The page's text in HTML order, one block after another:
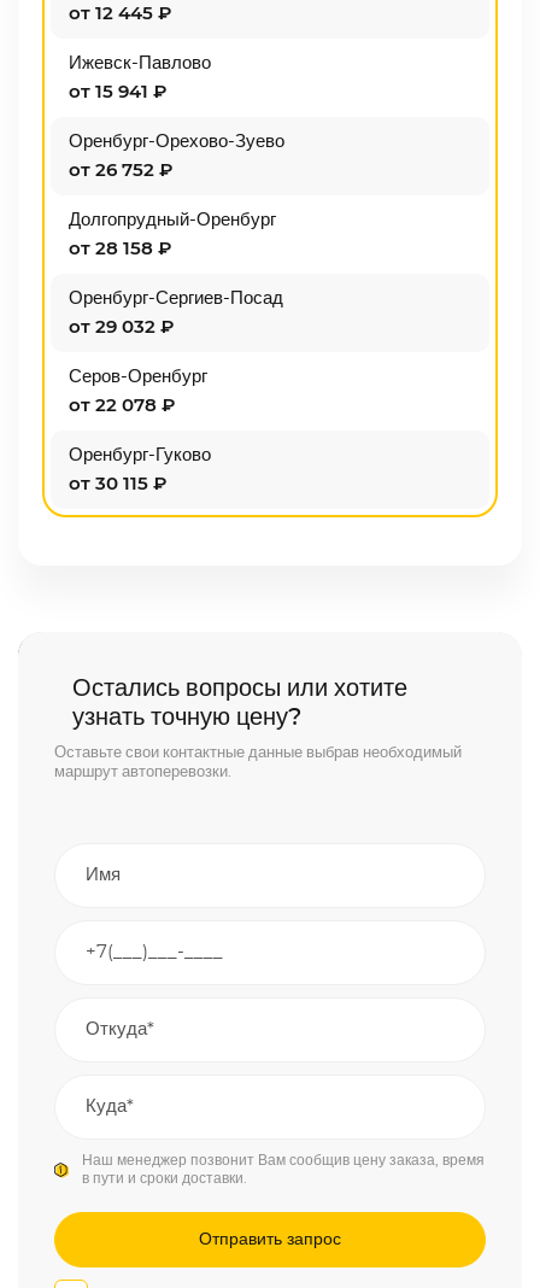
от 12 445 ₽
Ижевск-Павлово
от 15 941 ₽
Оренбург-Орехово-Зуево
от 26 752 ₽
Долгопрудный-Оренбург
от 28 158 ₽
Оренбург-Сергиев-Посад
от 29 032 ₽
Серов-Оренбург
от 22 078 ₽
Оренбург-Гуково
от 30 115 ₽
Остались вопросы или хотите
узнать точную цену?
Оставьте свои контактные данные выбрав необходимый
маршрут автоперевозки.
Наш менеджер позвонит Вам сообщив цену заказа, время
в пути и сроки доставки.